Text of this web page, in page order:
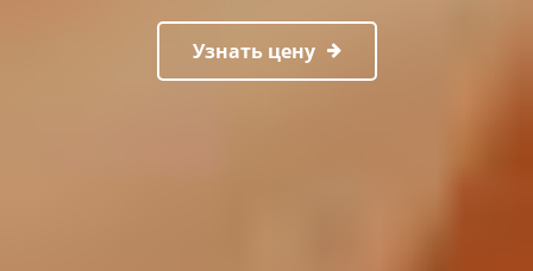
Узнать цену